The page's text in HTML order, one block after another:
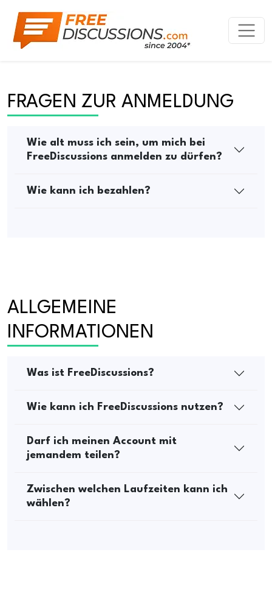
FRAGEN ZUR ANMELDUNG
Wie alt muss ich sein, um mich bei
FreeDiscussions anmelden zu dürfen?
Wie kann ich bezahlen?
ALLGEMEINE
INFORMATIONEN
Was ist FreeDiscussions?
Wie kann ich FreeDiscussions nutzen?
Darf ich meinen Account mit
jemandem teilen?
Zwischen welchen Laufzeiten kann ich
wählen?